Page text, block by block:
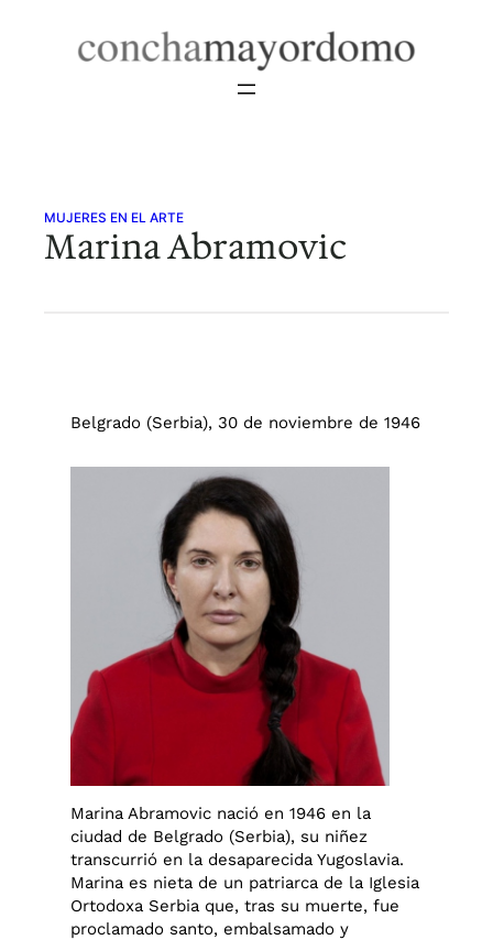
MUJERES EN EL ARTE
Marina Abramovic
Belgrado (Serbia), 30 de noviembre de 1946
Marina Abramovic nació en 1946 en la
ciudad de Belgrado (Serbia), su niñez
transcurrió en la desaparecida Yugoslavia.
Marina es nieta de un patriarca de la Iglesia
Ortodoxa Serbia que, tras su muerte, fue
proclamado santo, embalsamado y